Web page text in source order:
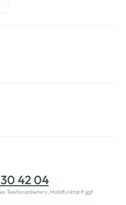
42 04
Telefonanbieters, Mobilfunktarif ggf.